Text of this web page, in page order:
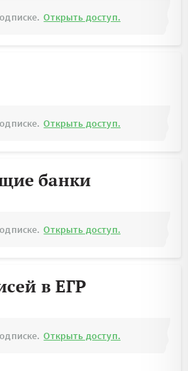
Открыть доступ.
Открыть доступ.
банки
Открыть доступ.
в ЕГР
Открыть доступ.